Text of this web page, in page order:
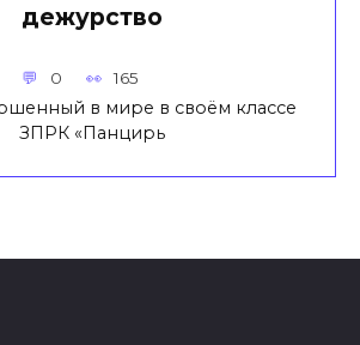
дежурство
0 165
в мире в своём классе
ЗПРК «Панцирь